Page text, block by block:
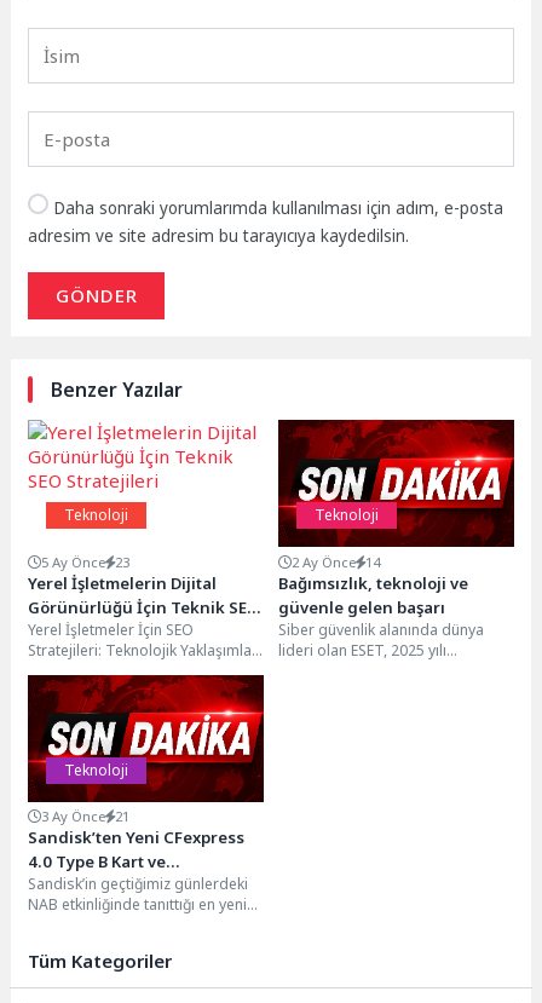
Daha sonraki yorumlarımda kullanılması için adım, e-posta
adresim ve site adresim bu tarayıcıya kaydedilsin.
GÖNDER
Benzer Yazılar
Teknoloji
5 Ay Önce 23
Yerel İşletmelerin Dijital
Görünürlüğü İçin Teknik SEO
Stratejileri
Yerel İşletmeler İçin SEO
Stratejileri: Teknolojik Yaklaşımlar
Yerel işletmeler için SEO
stratejileri belirlerken teknolojik
yaklaşımları...
Teknoloji
2 Ay Önce 14
Bağımsızlık, teknoloji ve
güvenle gelen başarı
Siber güvenlik alanında dünya
lideri olan ESET, 2025 yılı
Teknoloji
3 Ay Önce 21
Sandisk’ten Yeni CFexpress
4.0 Type B Kart ve
Güncellenmiş V90 ile V60 SD
Kartları
Sandisk’in geçtiğimiz günlerdeki
NAB etkinliğinde tanıttığı en yeni
Extreme PRO® CFexpress...
Tüm Kategoriler